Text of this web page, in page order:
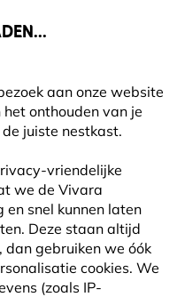
aan onze website
onthouden van je
juiste nestkast.
vriendelijke
we de Vivara
snel kunnen laten
Deze staan altijd
dan gebruiken we óók
cookies. We
(zoals IP-
in 11 landen
vanaf €49